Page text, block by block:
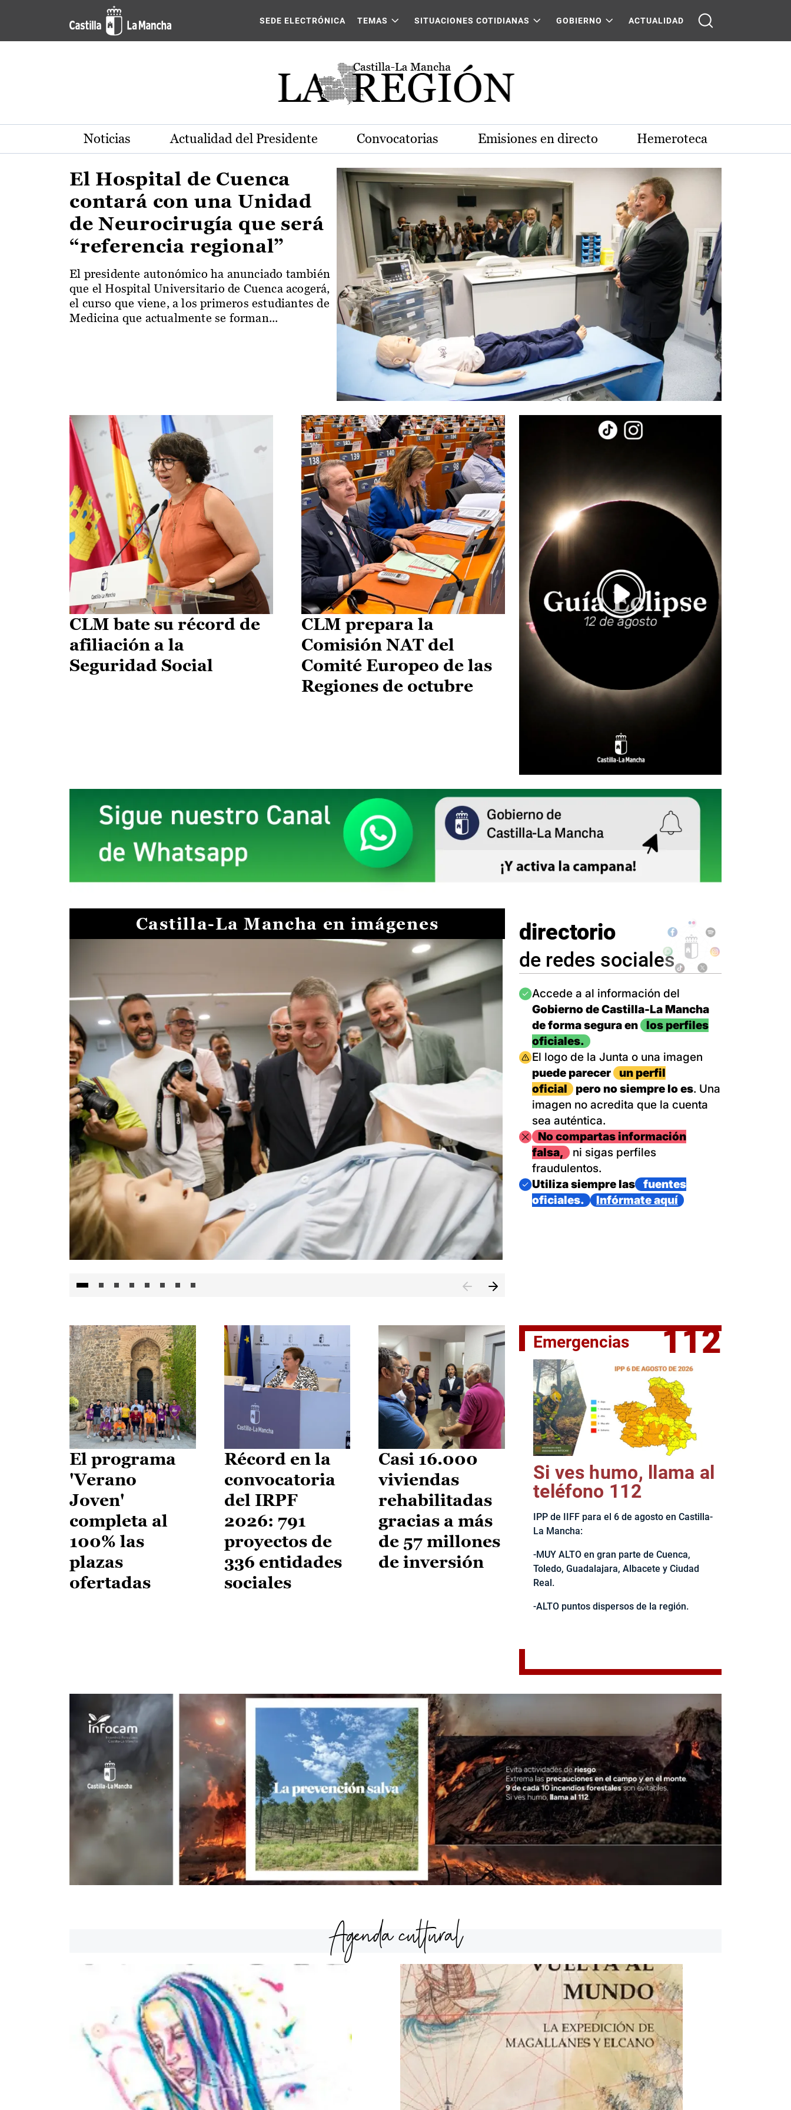
Pasar al contenido principal
Actualidad de la región de Castilla-La Mancha
SEDE ELECTRÓNICA TEMAS SITUACIONES COTIDIANAS GOBIERNO ACTUALIDAD
Noticias Actualidad del Presidente Convocatorias Emisiones en directo Hemeroteca
El Hospital de Cuenca
contará con una Unidad
de Neurocirugía que será
“referencia regional”
El presidente autonómico ha anunciado también
que el Hospital Universitario de Cuenca acogerá,
el curso que viene, a los primeros estudiantes de
Medicina que actualmente se forman...
CLM bate su récord de
afiliación a la
Seguridad Social
CLM prepara la
Comisión NAT del
Comité Europeo de las
Regiones de octubre
Castilla-La Mancha en imágenes
El jefe del Ejecutivo castellanomanchego, Emiliano García-
directorio
de redes sociales
Imagen
Accede a al información del
Gobierno de Castilla-La Mancha
de forma segura en
los perfiles
oficiales.
Imagen
El logo de la Junta o una imagen
puede parecer
un perfil
oficial
pero no siempre lo es. Una
imagen no acredita que la cuenta
sea auténtica.
ImagenNo compartas información
falsa,
ni sigas perfiles
fraudulentos.
Imagen
Utiliza siempre las
fuentes
oficiales.
Infórmate aquí
El programa
'Verano
Joven'
completa al
100% las
plazas
ofertadas
Récord en la
convocatoria
del IRPF
2026: 791
proyectos de
336 entidades
sociales
Casi 16.000
viviendas
rehabilitadas
gracias a más
de 57 millones
de inversión
Emergencias 112
Si ves humo, llama al
teléfono 112
IPP de IIFF para el 6 de agosto en Castilla-
La Mancha:
-MUY ALTO en gran parte de Cuenca,
Toledo, Guadalajara, Albacete y Ciudad
Real.
-ALTO puntos dispersos de la región.
Agenda cultural